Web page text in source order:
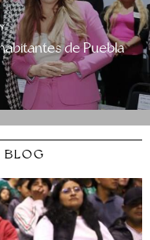
de Puebla
BLOG